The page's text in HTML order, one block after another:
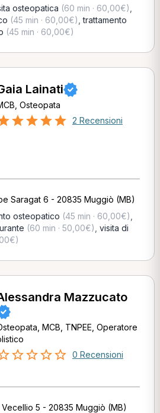
osteopatica (60 min · 60,00€)
(45 min · 60,00€) ,trattamento
(45 min · 60,00€)
Lainati
Osteopata
2 Recensioni
Saragat 6 - 20835 Muggiò (MB)
osteopatico (45 min · 60,00€)
(60 min · 50,00€) visita di
Mazzucato
MCB, TNPEE, Operatore
0 Recensioni
5 - 20835 Muggiò (MB)